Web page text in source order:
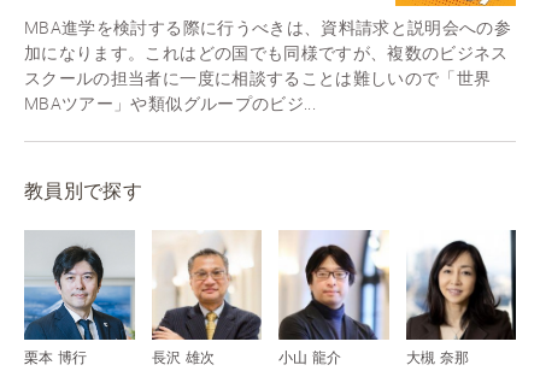
MBA進学を検討する際に行うべきは、資料請求と説明会への参
加になります。これはどの国でも同様ですが、複数のビジネス
スクールの担当者に一度に相談することは難しいので「世界
MBAツアー」や類似グループのビジ...
教員別で探す
栗本 博行 長沢 雄次 小山 龍介 大槻 奈那